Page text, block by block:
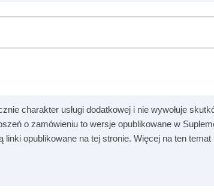
charakter usługi dodatkowej i nie wywołuje
o zamówieniu to wersje opublikowane w
linki opublikowane na tej stronie. Więcej na ten